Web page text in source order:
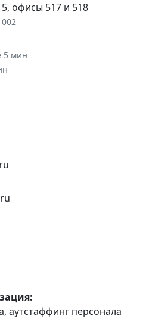
5, офисы 517 и 518
5 мин
аутстаффинг персонала